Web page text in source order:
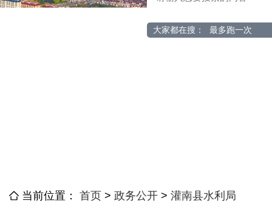
大家都在搜： 最多跑一次
当前位置： 首页 > 政务公开 > 灌南县水利局